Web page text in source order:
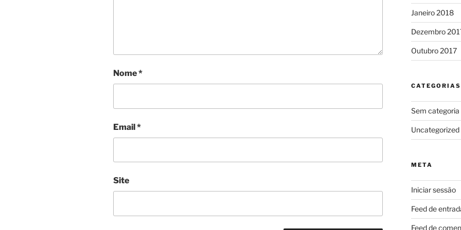
Nome*
Email*
Site
Janeiro 2018
Dezembro
Outubro 2017
CATEGORIAS
Sem categoria
Uncategorized
META
Iniciar sessão
Feed de
Feed de